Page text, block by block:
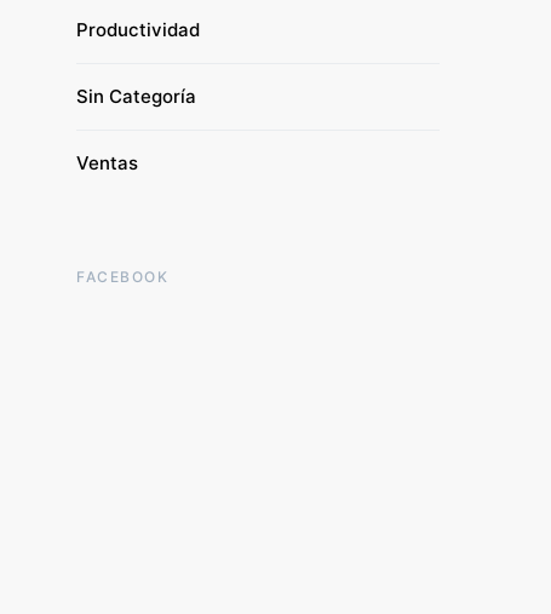
Productividad
Sin Categoría
Ventas
FACEBOOK